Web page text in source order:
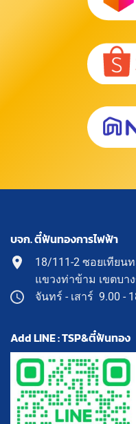
บจก. ตี๋ฟันทองการไฟฟ้า
18/111-2 ซอยเทียน
แขวงท่าข้าม เขตบา
จันทร์ - เสาร์ 9.00 -
Add LINE : TSP&ตี๋ฟันทอง